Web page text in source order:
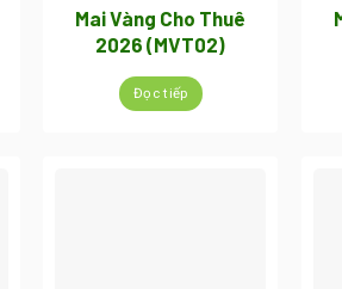
Mai Vàng Cho Thuê
2026 (MVT02)
Đọc tiếp